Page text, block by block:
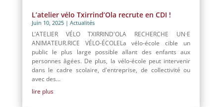
L’atelier vélo Txirrind’Ola recrute en CDI !
Juin 10, 2025| Actualités
L’ATELIER VÉLO TXIRRIND'OLA RECHERCHE UN·E
ANIMATEUR.RICE VÉLO-ÉCOLELa vélo-école cible un
public le plus large possible allant des enfants aux
personnes âgées. De plus, la vélo-école peut intervenir
dans le cadre scolaire, d'entreprise, de collectivité ou
avec des...
lire plus